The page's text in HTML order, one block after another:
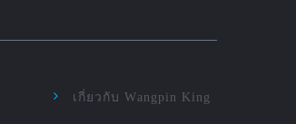
เกี่ยวกับ Wangpin King